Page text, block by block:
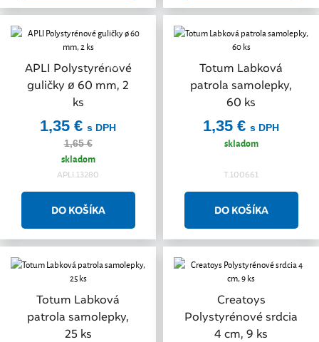
APLI Polystyrénové
guličky ø 60 mm, 2
ks
Akcia
1,35 € s DPH
1,65 €
skladom
APLI.13280
Totum Labková
patrola samolepky,
60 ks
1,35 € s DPH
skladom
T.100661
Totum Labková
patrola samolepky,
25 ks
Creatoys
Polystyrénové srdcia
4 cm, 9 ks